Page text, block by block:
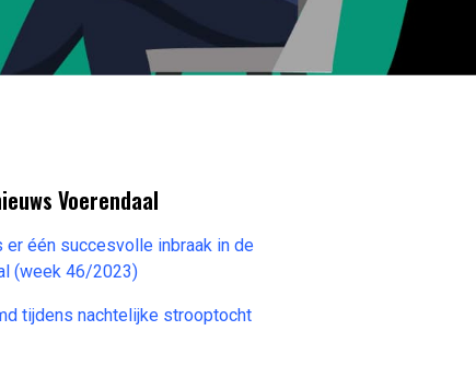
Voerendaal
één succesvolle inbraak in de
(week 46/2023)
tijdens nachtelijke strooptocht